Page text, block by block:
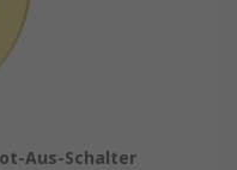
Aus-Schalter